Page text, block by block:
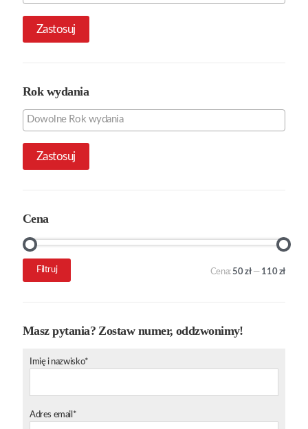
Zastosuj
Rok wydania
Zastosuj
Cena
Cena
Cena
Filtruj Cena:50 zł— 110 zł
Masz pytania? Zostaw numer, oddzwonimy!
Imię i nazwisko*
Adres email*